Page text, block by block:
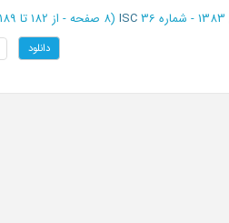
ISC (‎8 صفحه - از 182 تا 189
دانلود